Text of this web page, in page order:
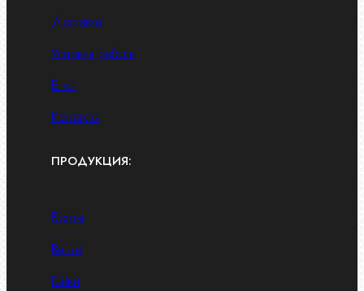
Доставка
Условия работы
Блог
Контакты
ПРОДУКЦИЯ:
Болты
Винты
Гайки